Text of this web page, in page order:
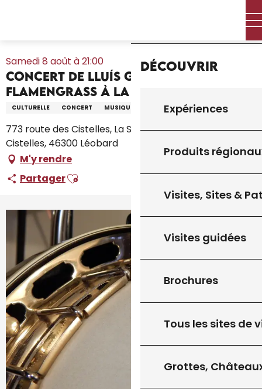
Découvrir
Expériences
Produits
Visites, Sites &
Visites guidées
Brochures
Tous les sites de
Grottes,
Samedi 8 août à 21:00
Concert de Lluís Gómez's
FlamenGrass à La Scénette
CULTURELLE CONCERT MUSIQUE
773 route des Cistelles, La Scénette, 773 route des
Cistelles, 46300 Léobard
M'y rendre
PartagerAjouter aux favoris